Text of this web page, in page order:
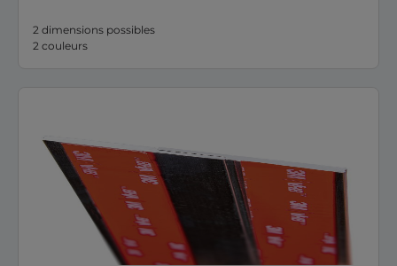
2 dimensions possibles
2 couleurs